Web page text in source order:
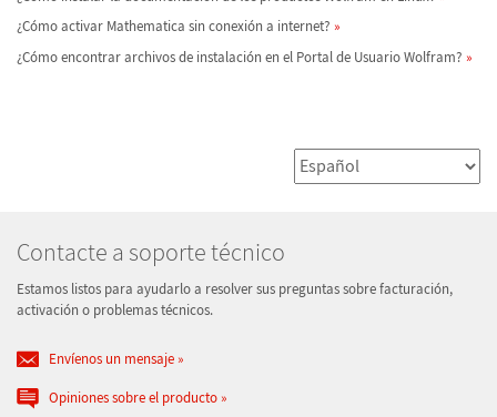
¿Cómo activar Mathematica sin conexión a internet?
¿Cómo encontrar archivos de instalación en el Portal de Usuario Wolfram?
Contacte a soporte técnico
Estamos listos para ayudarlo a resolver sus preguntas sobre facturación,
activación o problemas técnicos.
Envíenos un mensaje
Opiniones sobre el producto